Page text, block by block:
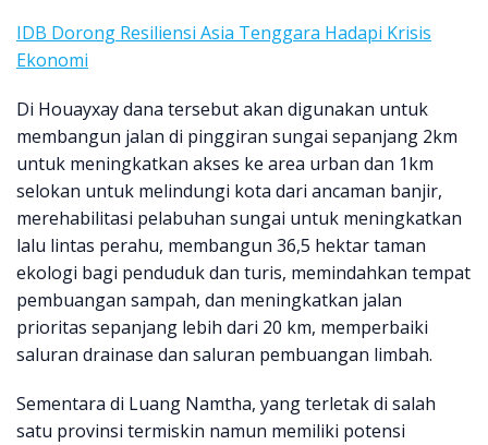
IDB Dorong Resiliensi Asia Tenggara Hadapi Krisis
Ekonomi
Di Houayxay dana tersebut akan digunakan untuk
membangun jalan di pinggiran sungai sepanjang 2km
untuk meningkatkan akses ke area urban dan 1km
selokan untuk melindungi kota dari ancaman banjir,
merehabilitasi pelabuhan sungai untuk meningkatkan
lalu lintas perahu, membangun 36,5 hektar taman
ekologi bagi penduduk dan turis, memindahkan tempat
pembuangan sampah, dan meningkatkan jalan
prioritas sepanjang lebih dari 20 km, memperbaiki
saluran drainase dan saluran pembuangan limbah.
Sementara di Luang Namtha, yang terletak di salah
satu provinsi termiskin namun memiliki potensi